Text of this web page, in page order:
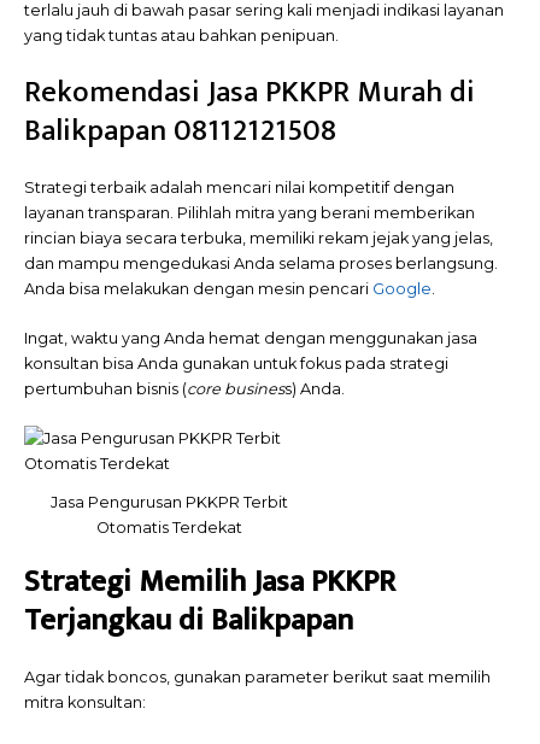
terlalu jauh di bawah pasar sering kali menjadi indikasi layanan
yang tidak tuntas atau bahkan penipuan.
Rekomendasi Jasa PKKPR Murah di
Balikpapan 08112121508
Strategi terbaik adalah mencari nilai kompetitif dengan
layanan transparan. Pilihlah mitra yang berani memberikan
rincian biaya secara terbuka, memiliki rekam jejak yang jelas,
dan mampu mengedukasi Anda selama proses berlangsung.
Anda bisa melakukan dengan mesin pencari Google
Ingat, waktu yang Anda hemat dengan menggunakan jasa
konsultan bisa Anda gunakan untuk fokus pada strategi
pertumbuhan bisnis (core business) Anda.
Jasa Pengurusan PKKPR Terbit
Otomatis Terdekat
Strategi Memilih Jasa PKKPR
Terjangkau di Balikpapan
Agar tidak boncos, gunakan parameter berikut saat memilih
mitra konsultan: